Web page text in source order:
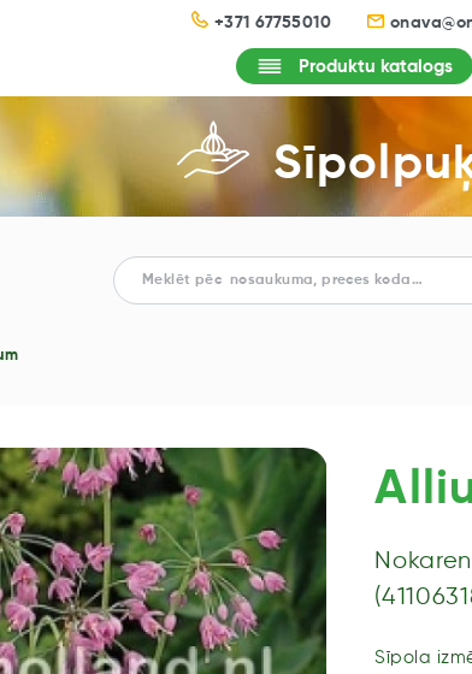
+371 67755010
Produktu katalogs
Sīpola